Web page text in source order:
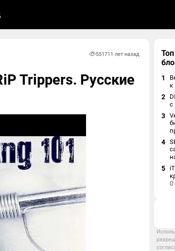
551711 лет назад
Trippers. Русские
1
к
2
с
3
4
5
0